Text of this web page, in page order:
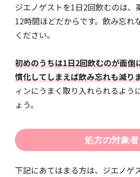
ジエノゲストを1日2回飲むのは、
12時間ほどだからです。飲み忘れ
ください。
初めのうちは1日2回飲むのが面倒
慣化してしまえば飲み忘れも減り
ィンにうまく取り入れられるよう
ょう。
処方の対象者
下記にあてはまる方は、ジエノゲ